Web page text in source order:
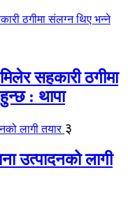
सहकारी ठगीमा
: थापा
३
उत्पादनको लागी